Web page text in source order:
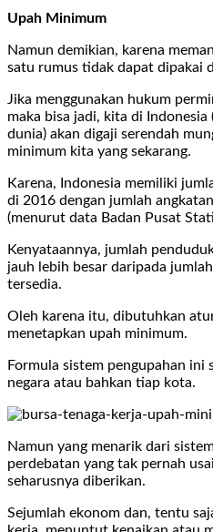
Upah Minimum
Namun demikian, karena
satu rumus tidak dapat dipakai
Jika menggunakan hukum
maka bisa jadi, kita di Indonesia
dunia) akan digaji serendah
minimum kita yang sekarang.
Karena, Indonesia memiliki
di 2016 dengan jumlah
(menurut data Badan Pusat
Kenyataannya, jumlah
jauh lebih besar daripada
tersedia.
Oleh karena itu, dibutuhkan
menetapkan upah minimum.
Formula sistem pengupahan
negara atau bahkan tiap kota.
Namun yang menarik dari
perdebatan yang tak pernah
seharusnya diberikan.
Sejumlah ekonom dan, tentu